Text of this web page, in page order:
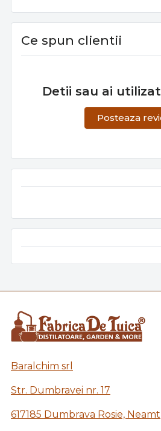
Ce spun clientii
Detii sau ai
Posteaza
Baralchim srl
Str. Dumbravei nr. 17
617185 Dumbrava Rosie, Neamt